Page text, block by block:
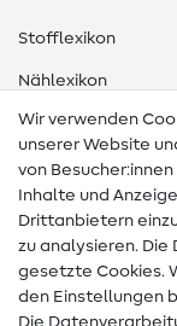
Stofflexikon
Nählexikon
Nähanleitungen
Hilfe & Kontakt
Kontakt
Infos zum
FAQ
Wir verwenden
unserer Website
von Besucher:innen
Inhalte und
Drittanbietern
zu analysieren.
gesetzte Cookies.
den Einstellungen
Die